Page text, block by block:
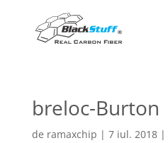
breloc-Burton
de ramaxchip | 7 iul. 2018|